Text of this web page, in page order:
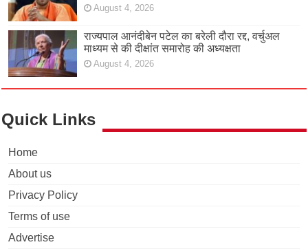
August 4, 2026
राज्यपाल आनंदीबेन पटेल का बरेली दौरा रद्द, वर्चुअल
माध्यम से की दीक्षांत समारोह की अध्यक्षता
August 4, 2026
Quick Links
Home
About us
Privacy Policy
Terms of use
Advertise